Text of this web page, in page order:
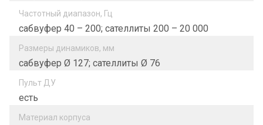
Частотный диапазон, Гц
сабвуфер 40 – 200; сателлиты 200 – 20 000
Размеры динамиков, мм
сабвуфер Ø 127; сателлиты Ø 76
Пульт ДУ
есть
Материал корпуса